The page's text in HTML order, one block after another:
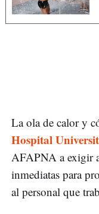
La ola de calor y
Hospital
AFAPNA a exigir
inmediatas para
al personal que